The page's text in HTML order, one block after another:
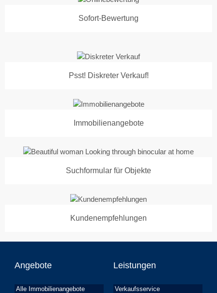
Sofort-Bewertung
Psst! Diskreter Verkauf!
Immobilienangebote
Suchformular für Objekte
Kundenempfehlungen
Angebote
Alle Immobilienangebote
Leistungen
Verkaufsservice